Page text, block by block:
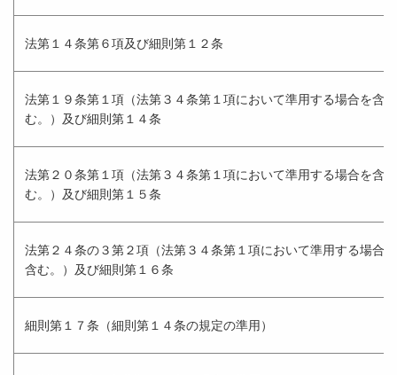
法第１４条第６項及び細則第１２条
法第１９条第１項（法第３４条第１項において準用する場合を含
む。）及び細則第１４条
法第２０条第１項（法第３４条第１項において準用する場合を含
む。）及び細則第１５条
法第２４条の３第２項（法第３４条第１項において準用する場合を
含む。）及び細則第１６条
細則第１７条（細則第１４条の規定の準用）